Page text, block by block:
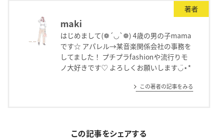
著者
maki
はじめまして(❁´◡`❁) 4歳の男の子mama
です☆ アパレル→某音楽関係会社の事務を
してました！ プチプラfashionや流行りモ
ノ大好きです♡ よろしくお願いします◡̈⋆*
この著者の記事をみる
この記事をシェアする